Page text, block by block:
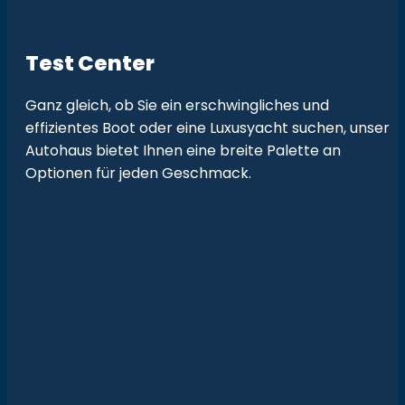
Test Center
Ganz gleich, ob Sie ein erschwingliches und
effizientes Boot oder eine Luxusyacht suchen, unser
Autohaus bietet Ihnen eine breite Palette an
Optionen für jeden Geschmack.